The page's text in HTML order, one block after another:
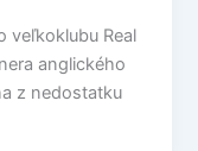
veľkoklubu Real
anglického
z nedostatku